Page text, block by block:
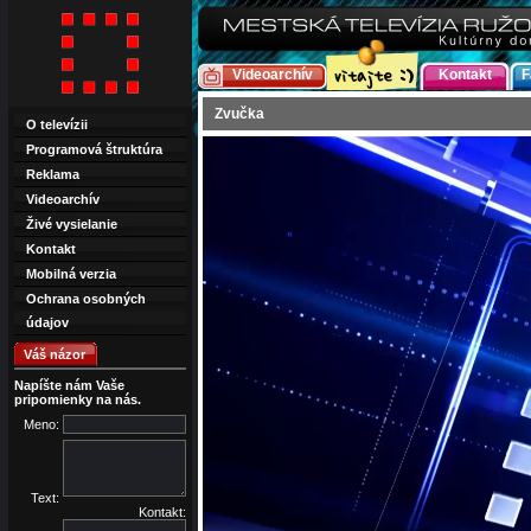
Videoarchív Kontakt
Zvučka
O televízii
Programová štruktúra
Reklama
Videoarchív
Živé vysielanie
Kontakt
Mobilná verzia
Ochrana osobných
údajov
Váš názor
Napíšte nám Vaše
pripomienky na nás.
Meno:
Text:
Kontakt: